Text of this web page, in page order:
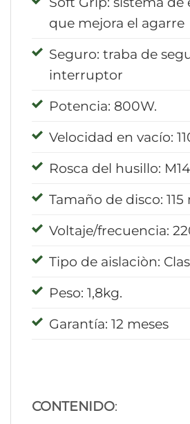
que mejora el agarre
Seguro: traba de
interruptor
Potencia: 800W.
Velocidad en vacío:
Rosca del husillo:
Tamaño de disco:
Voltaje/frecuencia:
Tipo de aislaciòn:
Peso: 1,8kg.
Garantía: 12 meses
CONTENIDO: